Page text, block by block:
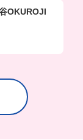
OKUROJI